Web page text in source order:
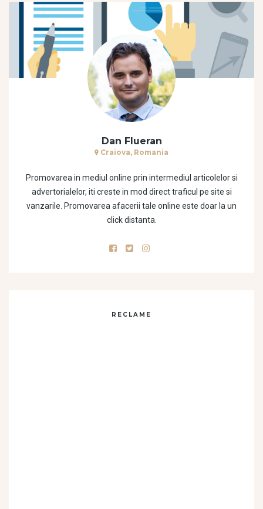
Dan Flueran
Craiova, Romania
Promovarea in mediul online prin intermediul articolelor si
advertorialelor, iti creste in mod direct traficul pe site si
vanzarile. Promovarea afacerii tale online este doar la un
click distanta.
RECLAME